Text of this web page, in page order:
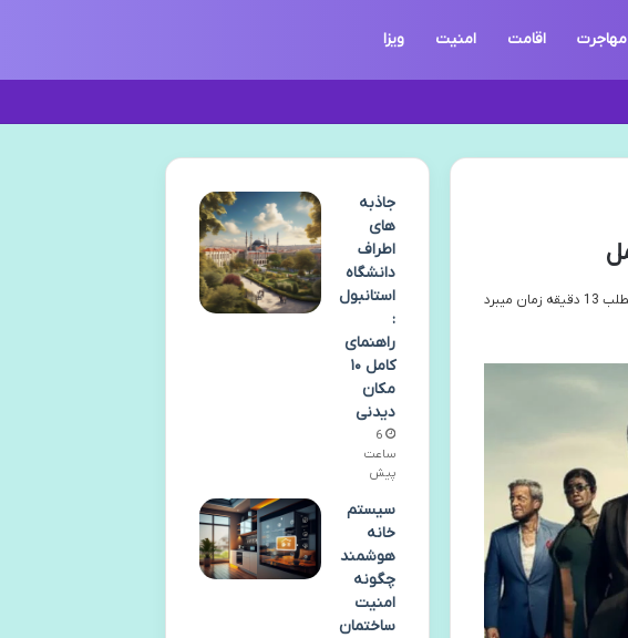
مهاجرت اقامت امنیت ویزا
میبرد
جاذبه
های
اطراف
دانشگاه
استانبول
:
راهنمای
کامل ۱۰
مکان
دیدنی
6
ساعت
پیش
سیستم
خانه
هوشمند
چگونه
امنیت
ساختمان